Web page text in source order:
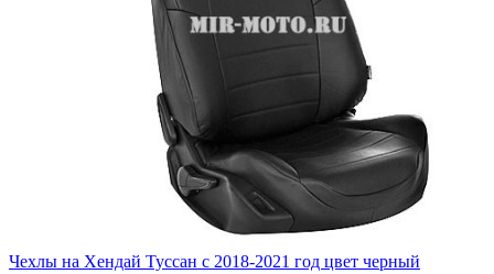
Чехлы на Хендай Туссан с 2018-2021 год цвет черный